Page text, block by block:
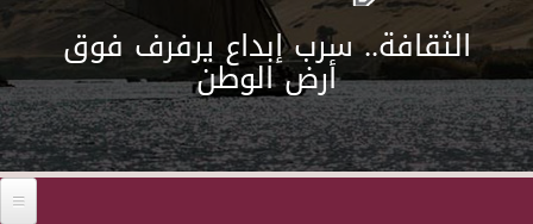
الثقافة.. سرب إبداع يرفرف فوق
أرض الوطن